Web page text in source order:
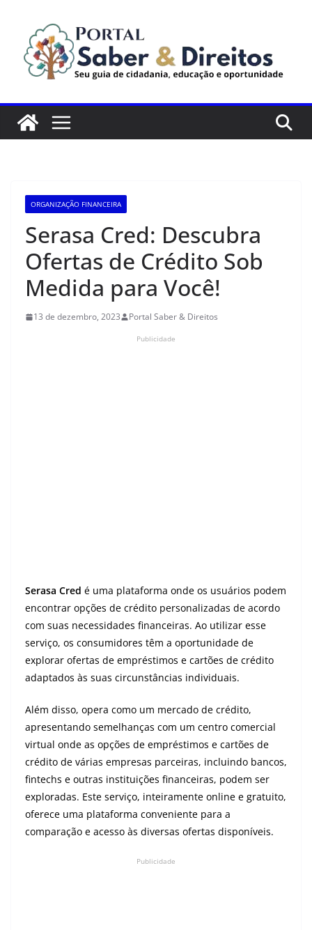
conteúdo
ORGANIZAÇÃO FINANCEIRA
Serasa Cred: Descubra
Ofertas de Crédito Sob
Medida para Você!
13 de dezembro, 2023 Portal Saber & Direitos
Publicidade
Serasa Cred é uma plataforma onde os usuários podem
encontrar opções de crédito personalizadas de acordo
com suas necessidades financeiras. Ao utilizar esse
serviço, os consumidores têm a oportunidade de
explorar ofertas de empréstimos e cartões de crédito
adaptados às suas circunstâncias individuais.
Além disso, opera como um mercado de crédito,
apresentando semelhanças com um centro comercial
virtual onde as opções de empréstimos e cartões de
crédito de várias empresas parceiras, incluindo bancos,
fintechs e outras instituições financeiras, podem ser
exploradas. Este serviço, inteiramente online e gratuito,
oferece uma plataforma conveniente para a
comparação e acesso às diversas ofertas disponíveis.
Publicidade